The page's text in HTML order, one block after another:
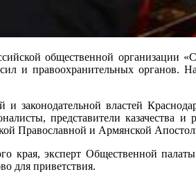
общественной организации
и правоохранительных
законодательной властей
представители казачества
Православной и Армянской
края, эксперт Общественной палаты
для приветствия.